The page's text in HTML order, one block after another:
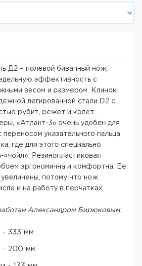
Д2 – полевой бивачный нож,
эффективность с
весом и размером. Клинок
легированной стали D2 с
рубит, режет и колет.
«Атлант-3» очень удобен для
переносом указательного пальца
где для этого специально
Резинопластиковая
эргономична и комфортна. Ее
потому что нож
и на работу в перчатках.
Александром Бирюковым.
- 333 мм
- 200 мм